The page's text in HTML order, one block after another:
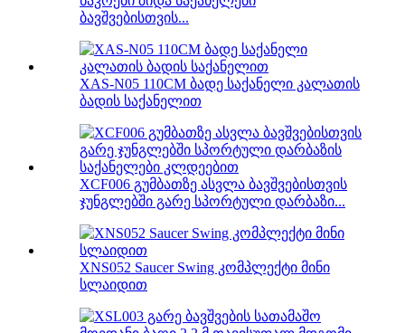
ბავშვებისთვის...
XAS-N05 110CM ბადე საქანელი კალათის
ბადის საქანელით
XCF006 გუმბათზე ასვლა ბავშვებისთვის
ჯუნგლებში გარე სპორტული დარბაზი...
XNS052 Saucer Swing კომპლექტი მინი
სლაიდით